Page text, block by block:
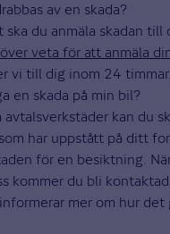
av en skada?
du anmäla skadan till
veta för att anmäla
vi till dig inom 24 timmar.
en skada på min bil?
kan du
har uppstått på ditt
för en besiktning.
kommer du bli
mer om hur det